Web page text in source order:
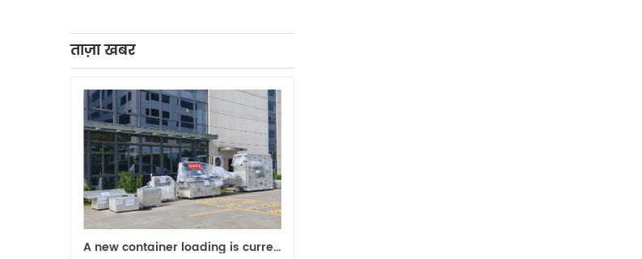
ताज़ा खबर
A new container loading is currently in progress.